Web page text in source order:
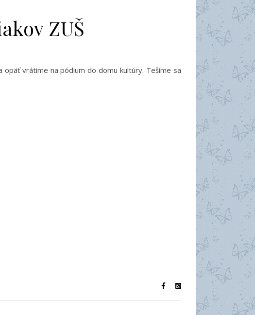
ZUŠ
vrátime na pódium do domu kultúry. Tešíme sa